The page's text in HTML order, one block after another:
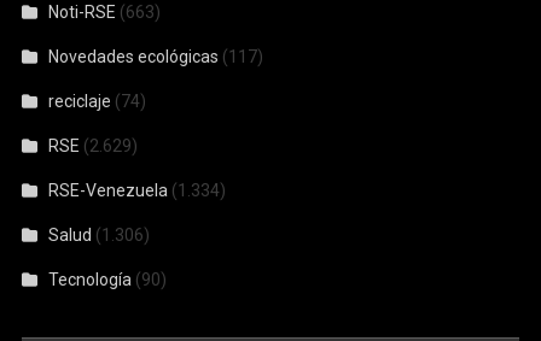
Noti-RSE (663)
Novedades ecológicas (117)
reciclaje (74)
RSE (2.629)
RSE-Venezuela (1.334)
Salud (1.306)
Tecnología (90)